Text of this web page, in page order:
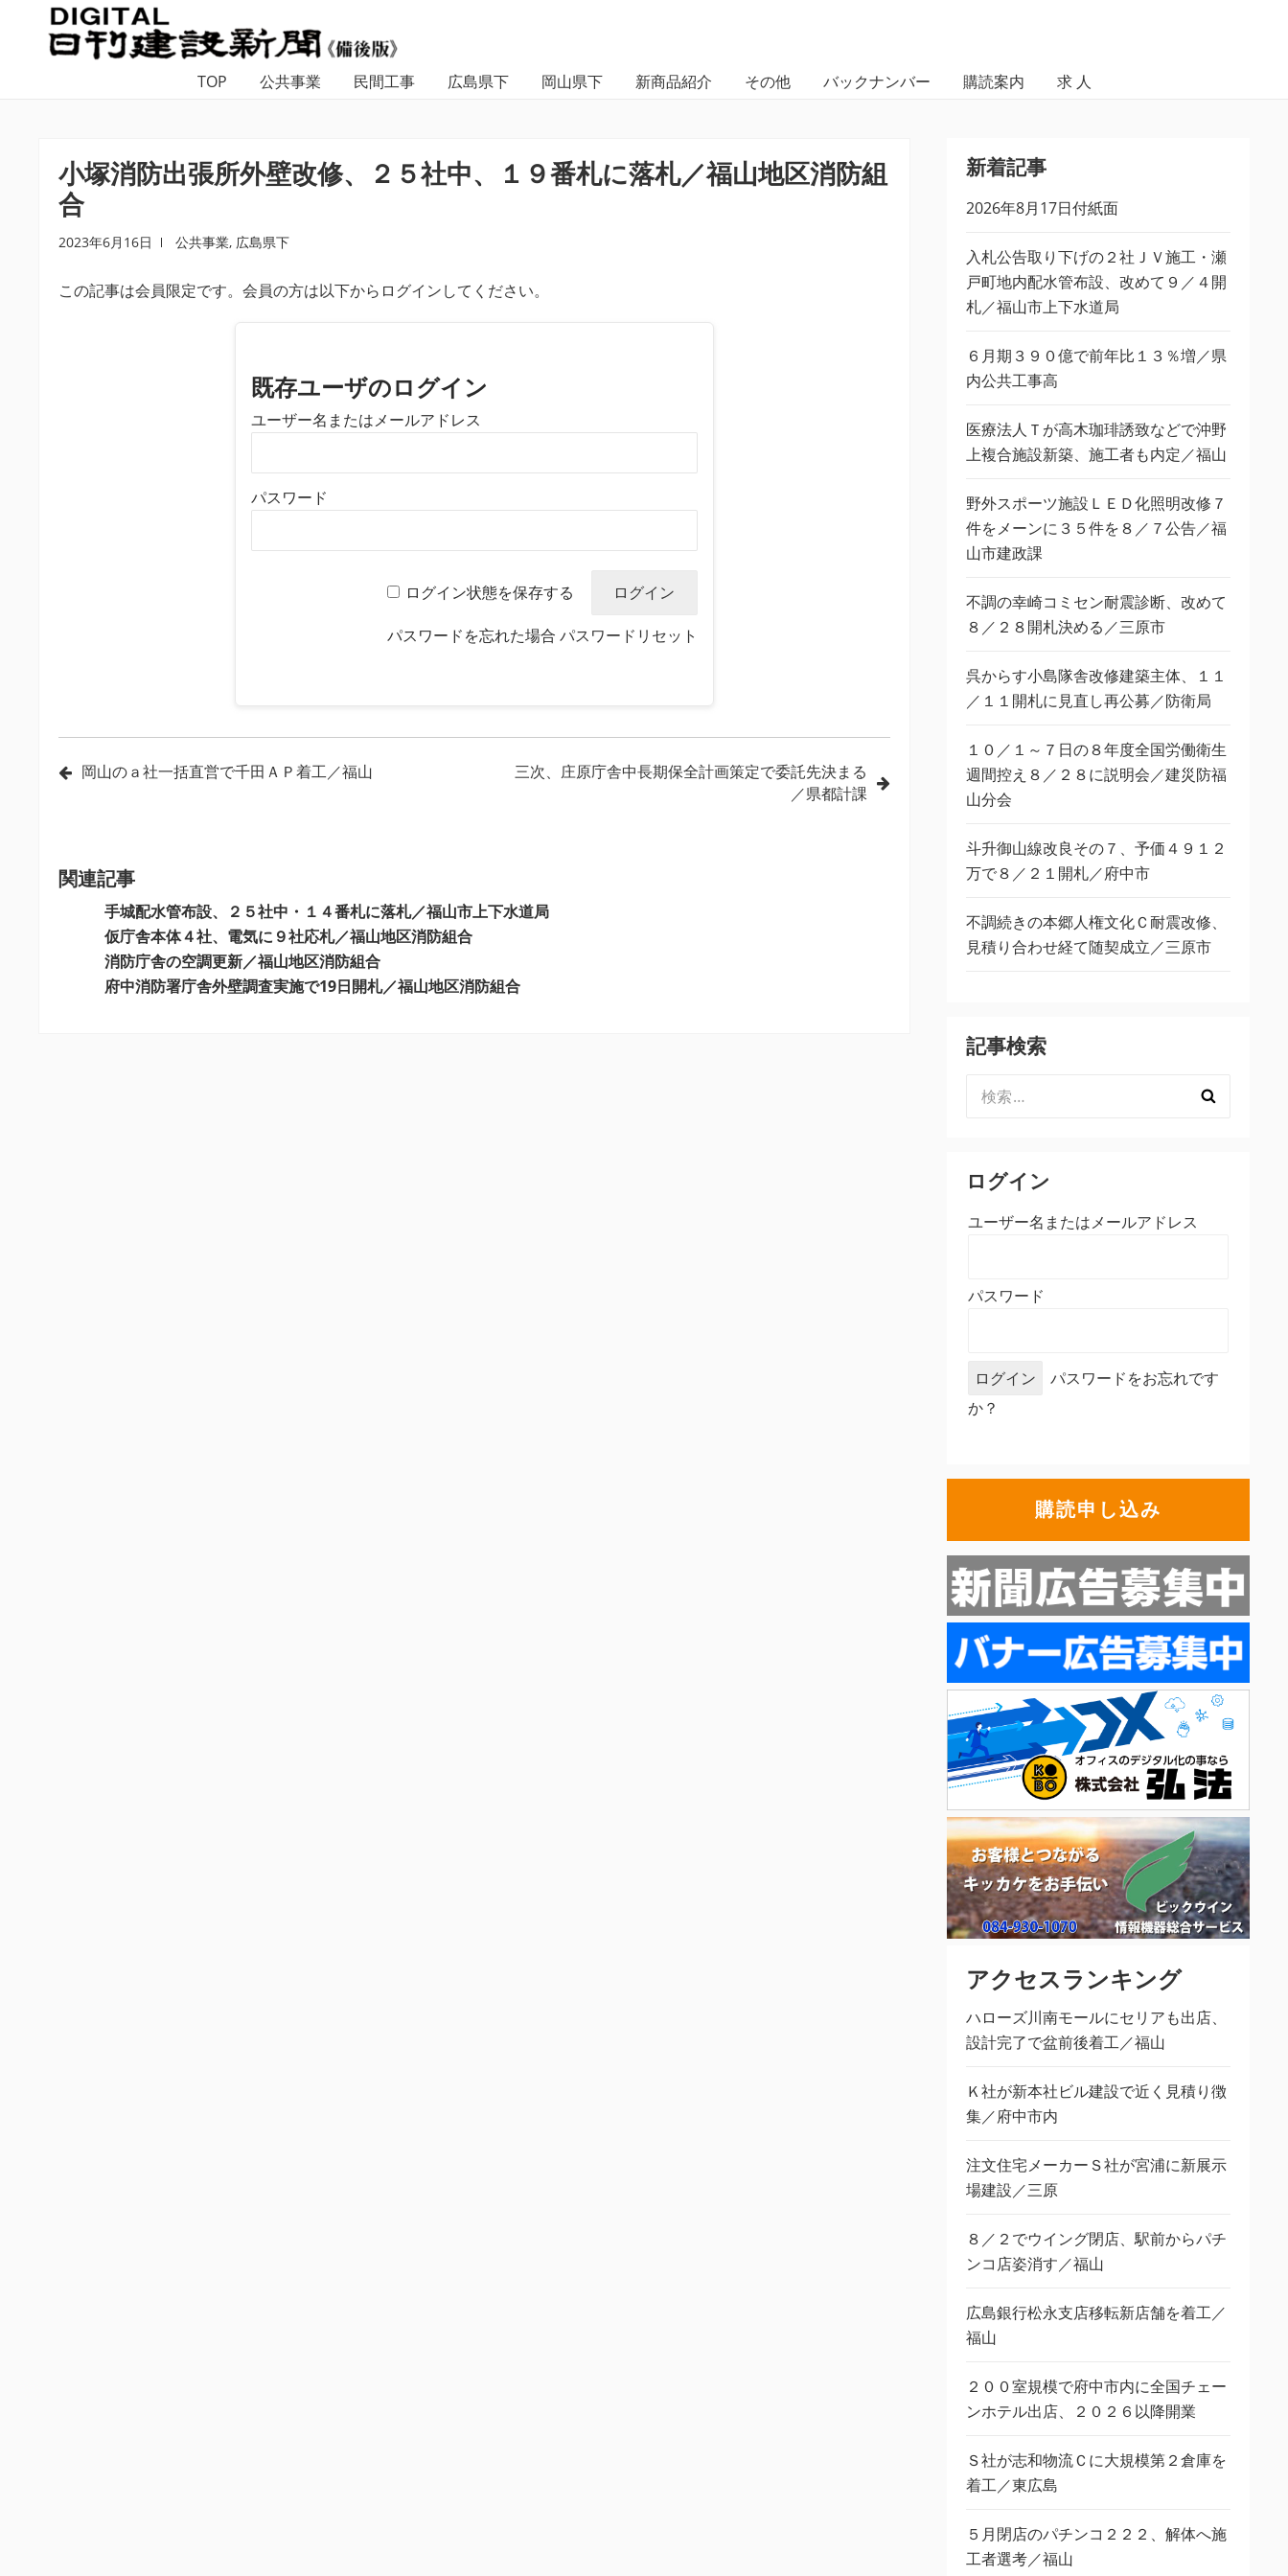
ナ
ビ
ゲ
コ
ン
テ
TOP 公共事業 民間工事 広島県下 岡山県下 新商品紹介 その他 バックナンバー 購読案内 求 人
小塚消防出張所外壁改修、２５社中、１９番札に落札／福山地区消防組
合
2023年6月16日 公共事業, 広島県下
この記事は会員限定です。会員の方は以下からログインしてください。
既存ユーザのログイン
ユーザー名またはメールアドレス
パスワード
ログイン状態を保存する
パスワードを忘れた場合パスワードリセット
投
ゲ
岡山のａ社一括直営で千田ＡＰ着工／福山
三次、庄原庁舎中長期保全計画策定で委託先決まる
／県都計課
関連記事
手城配水管布設、２５社中・１４番札に落札／福山市上下水道局
仮庁舎本体４社、電気に９社応札／福山地区消防組合
消防庁舎の空調更新／福山地区消防組合
府中消防署庁舎外壁調査実施で19日開札／福山地区消防組合
新着記事
2026年8月17日付紙面
入札公告取り下げの２社ＪＶ施工・瀬
戸町地内配水管布設、改めて９／４開
札／福山市上下水道局
６月期３９０億で前年比１３％増／県
内公共工事高
医療法人Ｔが高木珈琲誘致などで沖野
上複合施設新築、施工者も内定／福山
野外スポーツ施設ＬＥＤ化照明改修７
件をメーンに３５件を８／７公告／福
山市建政課
不調の幸崎コミセン耐震診断、改めて
８／２８開札決める／三原市
呉からす小島隊舎改修建築主体、１１
／１１開札に見直し再公募／防衛局
１０／１～７日の８年度全国労働衛生
週間控え８／２８に説明会／建災防福
山分会
斗升御山線改良その７、予価４９１２
万で８／２１開札／府中市
不調続きの本郷人権文化Ｃ耐震改修、
見積り合わせ経て随契成立／三原市
記事検索
索:
ログイン
ユーザー名またはメールアドレス
パスワード
パスワードをお忘れです
か？
購読申し込み
アクセスランキング
ハローズ川南モールにセリアも出店、
設計完了で盆前後着工／福山
Ｋ社が新本社ビル建設で近く見積り徴
集／府中市内
注文住宅メーカーＳ社が宮浦に新展示
場建設／三原
８／２でウイング閉店、駅前からパチ
ンコ店姿消す／福山
広島銀行松永支店移転新店舗を着工／
福山
２００室規模で府中市内に全国チェー
ンホテル出店、２０２６以降開業
Ｓ社が志和物流Ｃに大規模第２倉庫を
着工／東広島
５月閉店のパチンコ２２２、解体へ施
工者選考／福山